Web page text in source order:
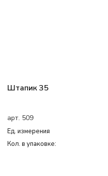
Штапик 35
арт. 509
Ед. измерения
Кол. в упаковке: